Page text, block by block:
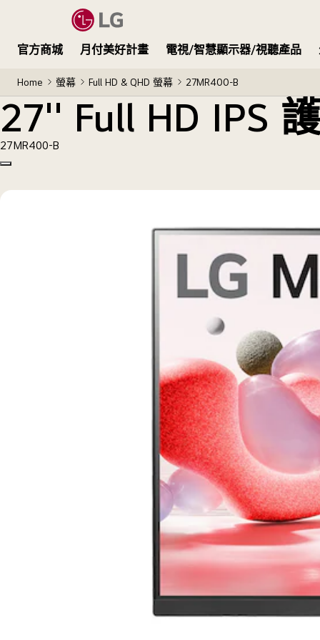
官方商城 月付美好計畫 電視/智慧顯示器/視聽產品
Home 螢幕 Full HD & QHD 螢幕 27MR400-B
27'' Full HD IPS 護眼螢幕( 支援 AMD
27'' Full HD IPS
27MR400-B
Copy model name